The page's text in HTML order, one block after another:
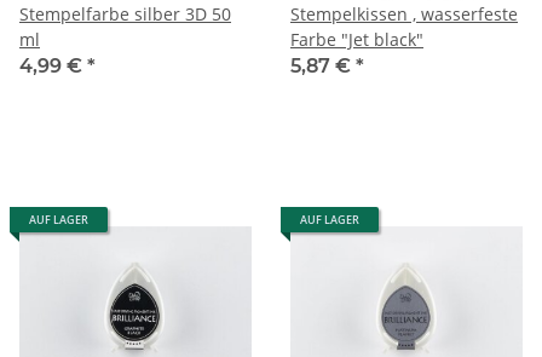
Stempelfarbe silber 3D 50
ml
4,99 € *
Stempelkissen , wasserfeste
Farbe "Jet black"
5,87 € *
AUF LAGER AUF LAGER